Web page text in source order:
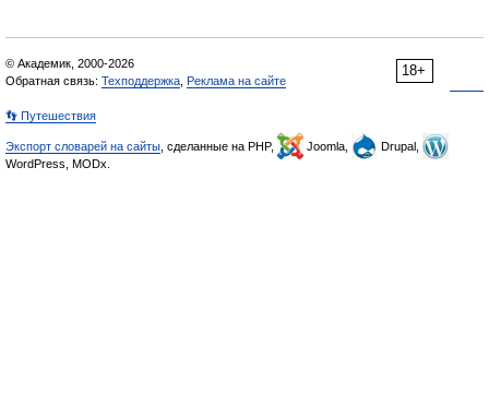
18+
© Академик, 2000-2026
Обратная связь: Техподдержка Реклама на сайте
👣 Путешествия
Экспорт словарей на сайты , сделанные на PHP, Joomla,
Drupal,
WordPress, MODx.